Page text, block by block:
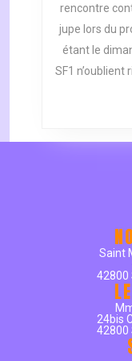
rencontre
jupe lors du
étant le
SF1 n’oublient
Saint
42800
24bis
42800